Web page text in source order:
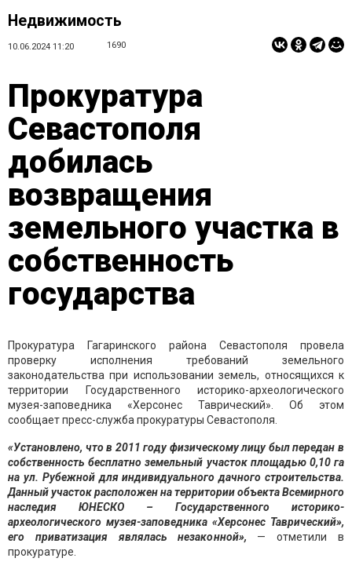
Недвижимость
10.06.2024 11:20 1690
Прокуратура
Севастополя
добилась
возвращения
земельного участка в
собственность
государства
Прокуратура Гагаринского района Севастополя провела
проверку исполнения требований земельного
законодательства при использовании земель, относящихся к
территории Государственного историко-археологического
музея-заповедника «Херсонес Таврический». Об этом
сообщает пресс-служба прокуратуры Севастополя.
«Установлено, что в 2011 году физическому лицу был передан в
собственность бесплатно земельный участок площадью 0,10 га
на ул. Рубежной для индивидуального дачного строительства.
Данный участок расположен на территории объекта Всемирного
наследия ЮНЕСКО – Государственного историко-
археологического музея-заповедника «Херсонес Таврический»,
его приватизация являлась незаконной», — отметили в
прокуратуре.